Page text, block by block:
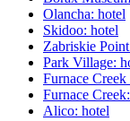
Olancha: hotel
Skidoo: hotel
Zabriskie
Park Village:
Furnace
Furnace
Alico: hotel